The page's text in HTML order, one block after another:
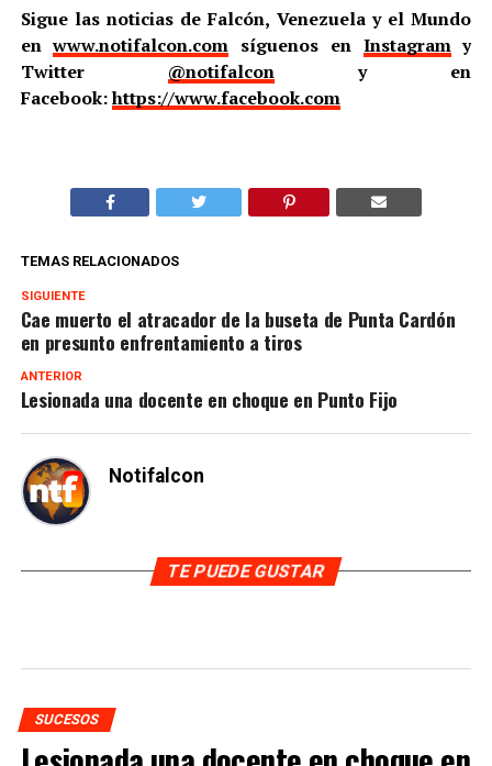
Sigue las noticias de Falcón, Venezuela y el Mundo
enwww.notifalcon.com síguenos en Instagramy
Twitter @notifalcony en
Facebook:https://www.facebook.com
TEMAS RELACIONADOS
SIGUIENTE
Cae muerto el atracador de la buseta de Punta Cardón
en presunto enfrentamiento a tiros
ANTERIOR
Lesionada una docente en choque en Punto Fijo
Notifalcon
TE PUEDE GUSTAR
SUCESOS